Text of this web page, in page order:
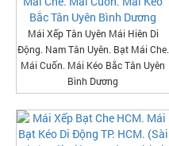
Mái Xếp Tân Uyên Mái Hiên Di
Động. Nam Tân Uyên. Bạt Mái Che.
Mái Cuốn. Mái Kéo Bắc Tân Uyên
Bình Dương